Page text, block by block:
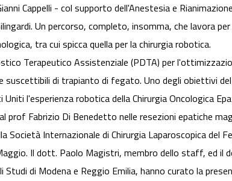
Cappelli - col supporto dell'Anestesia e
Un percorso, completo, insomma, che lavora
tra cui spicca quella per la chirurgia robotica.
Terapeutico Assistenziale (PDTA) per
di trapianto di fegato. Uno degli obiettivi
l'esperienza robotica della Chirurgia Oncologica
prof Fabrizio Di Benedetto nelle resezioni epatiche
Società Internazionale di Chirurgia Laparoscopica del
Il dott. Paolo Magistri, membro dello staff, ed il
Studi di Modena e Reggio Emilia, hanno curato la